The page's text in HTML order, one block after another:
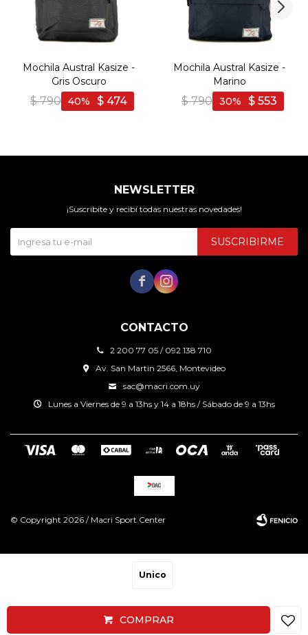
Unico
COMPRAR
Mochila Austral Kasize -
Gris Oscuro
$ 790 $ 474
40
Mochila Austral Kasize -
Marino
$ 790 $ 553
30
CONTACTO
2 200 77 05 / 092 138 710
Av. San Martin 2566, Montevideo
sac@macri.com.uy
Lunes a Viernes de 9 a 13hs y 14 a 18hs / Sábado de 9 a 13hs
NEWSLETTER
¡Suscribite y recibí todas nuestras novedades!
SUSCRIBIRME
 
© Copyright 2026 / Macri Sport Center
Fenicio